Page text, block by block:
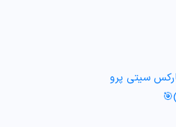
سیتی پرو